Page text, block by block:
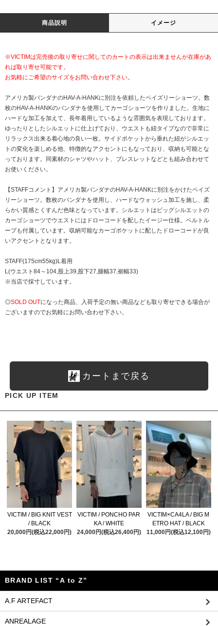
商品説明 イメージ
※VICTIMは完売後の取り寄せに関してのカートの表示は出来ませんが在庫があ
れば取り寄せ可能です。
お気軽にご希望のサイズをお問い合わせ下さい。
アメリカ製バンダナのHAV-A-HANKに別注を依頼したペイズリーショーツ。数
枚のHAV-A-HANKのバンダナを使用してカーゴショーツを作りました。生地に
ハードな加工を加えて、長年着用しているような雰囲気を表現しております。
ゆったりとしたシルエットに仕上げており、ウエストも紐タイプなので非常に
リラックス出来る着心地の良い一枚。サイドポケットから垂れた紐がシルエッ
トの変化を楽しめる他、特徴的なアクセントにもなっており、収納も可能とな
っております。同素材のシャツやハット、ブレスレットなどとも組み合わせて
お使いください。
【STAFFコメント】アメリカ製バンダナのHAV-A-HANKに別注をかけたペイズ
リーショーツ。数枚のバンダナを使用し、ハードなウォッシュ加工を施し、柔
らかい質感とくすんだ色味となっています。シルエットはビッグシルエットの
カーゴショーツでウエストにはドローコードを配したイージー仕様。ベルトル
ープも付属しています。収納可能なカーゴポケットに配したドローコードが良
いアクセントとなります。
STAFF(175cm55kg)L着用
L(ウエスト84～104,股上39,股下27,腿幅37,裾幅33)
※当店で採寸しています。
◎SOLD OUTになった商品、入荷予定の無い商品なども取り寄せできる場合が
ございますのでお気軽にお問い合わせ下さい。
カートまで戻る
PICK UP ITEM
VICTIM / BIG KNIT VEST
/ BLACK
20,000円(税込22,000円)
VICTIM / PONCHO PAR
KA / WHITE
24,000円(税込26,400円)
VICTIM×CA4LA / BIG M
ETRO HAT / BLACK
11,000円(税込12,100円)
BRAND LIST “A to Z”
A.F ARTEFACT
ANREALAGE